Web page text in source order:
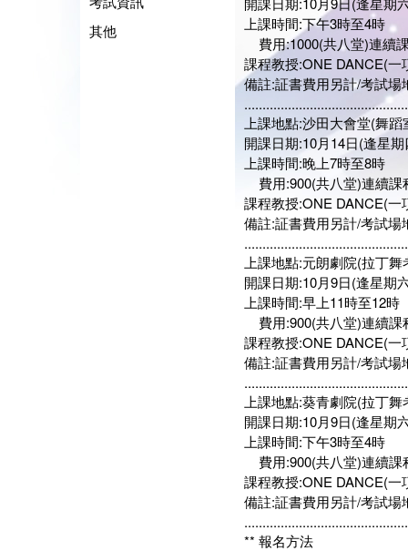
其他
上課時間:下午3時至4時
費用:1000(共八堂)連續
課程教授:ONE DANCE(
備註:証書費用另計/考試場
上課地點:沙田大會堂(舞
開課日期:10月14日(逢星期
上課時間:晚上7時至8時
費用:900(共八堂)連續課
課程教授:ONE DANCE(一
備註:証書費用另計/考試場
上課地點:元朗劇院(拉丁
開課日期:10月9日(逢星期
上課時間:早上11時至12時
費用:900(共八堂)連續課
課程教授:ONE DANCE(
備註:証書費用另計/考試場
上課地點:葵青劇院(拉丁
開課日期:10月9日(逢星期
上課時間:下午3時至4時
費用:900(共八堂)連續課
課程教授:ONE DANCE(
備註:証書費用另計/考試場
** 報名方法